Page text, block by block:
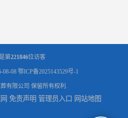
第221846位访客
08-08 鄂ICP备2025143529号-1
有限公司 保留所有权利.
免责声明 管理员入口 网站地图